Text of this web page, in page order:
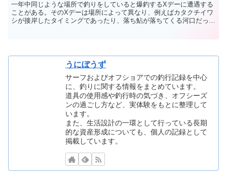
一年中同じような場所で釣りをしていると爆釣するXデーに遭遇する
ことがある。そのXデーは場所によって異なり、例えばカタクチイワ
シが接岸したタイミングであったり、落ち鮎が落ちてくる河口だった
うにぼうず
サーフおよびオフショアでの釣行記録を中心
に、釣りに関する情報をまとめています。
道具の使用感や釣行時の気づき、オフシーズ
ンの過ごし方など、実体験をもとに整理して
います。
また、生活設計の一環として行っている長期
的な資産形成についても、個人の記録として
掲載しています。